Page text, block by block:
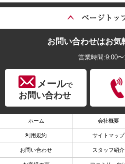
お問い合わせはお気
営業時間:9:00
メールで
お問い合わせ
ホーム 会社概要
利用規約 サイトマップ
お問い合わせ スタッフ紹介